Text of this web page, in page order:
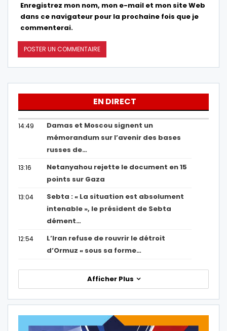
Enregistrez mon nom, mon e-mail et mon site Web
dans ce navigateur pour la prochaine fois que je
commenterai.
EN DIRECT
14:49
Damas et Moscou signent un
mémorandum sur l’avenir des bases
russes de…
13:16
Netanyahou rejette le document en 15
points sur Gaza
13:04
Sebta : « La situation est absolument
intenable », le président de Sebta
dément…
12:54
L’Iran refuse de rouvrir le détroit
d’Ormuz « sous sa forme…
Afficher Plus